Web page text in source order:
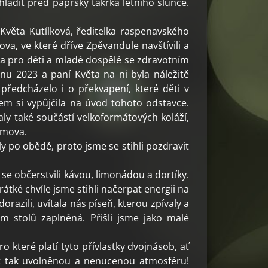
Kutílková, ředitelka raspenavského
ve které dříve Zpěvandule navštívili a
pro děti a mladé dospělé se zdravotním
2023 a paní Květa na ni byla náležitě
i o překvapení, které děti v
si vypůjčila na úvod tohoto odstavce.
také součástí velkoformátových koláží,
po obědě, proto jsme se stihli pozdravit
občerstvili kávou, limonádou a dortíky.
chvíle jsme stihli načerpat energii na
uvítala nás píseň, kterou zpívaly a
stolů zaplněná. Přišli jsme jako malé
které platí tyto přívlastky dvojnásob, ať
uvolněnou a nenucenou atmosféru!